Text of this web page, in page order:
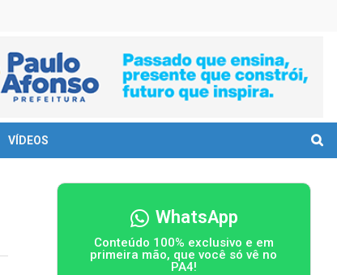
VÍDEOS
WhatsApp
Conteúdo 100% exclusivo e em
primeira mão, que você só vê no
PA4!